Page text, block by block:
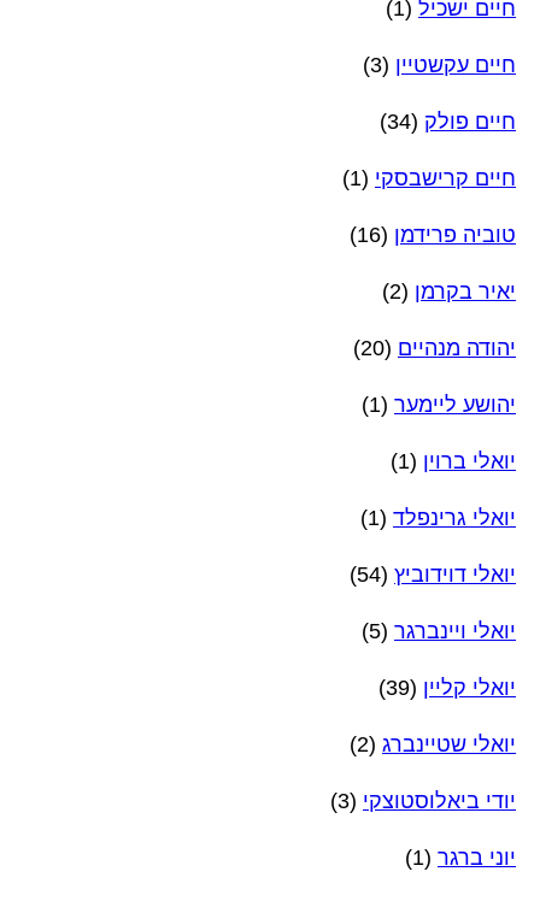
חיים ישכיל (1)
חיים עקשטיין (3)
חיים פולק (34)
חיים קרישבסקי (1)
טוביה פרידמן (16)
יאיר בקרמן (2)
יהודה מנהיים (20)
יהושע ליימער (1)
יואלי ברוין (1)
יואלי גרינפלד (1)
יואלי דוידוביץ (54)
יואלי ויינברגר (5)
יואלי קליין (39)
יואלי שטיינברג (2)
יודי ביאלוסטוצקי (3)
יוני ברגר (1)